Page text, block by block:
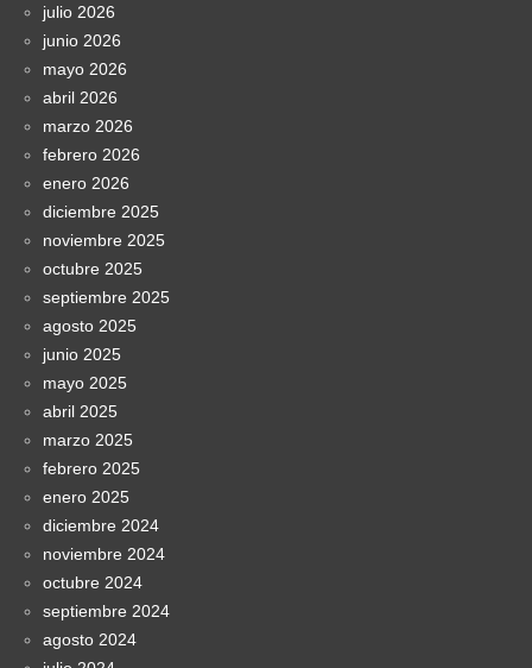
julio 2026
junio 2026
mayo 2026
abril 2026
marzo 2026
febrero 2026
enero 2026
diciembre 2025
noviembre 2025
octubre 2025
septiembre 2025
agosto 2025
junio 2025
mayo 2025
abril 2025
marzo 2025
febrero 2025
enero 2025
diciembre 2024
noviembre 2024
octubre 2024
septiembre 2024
agosto 2024